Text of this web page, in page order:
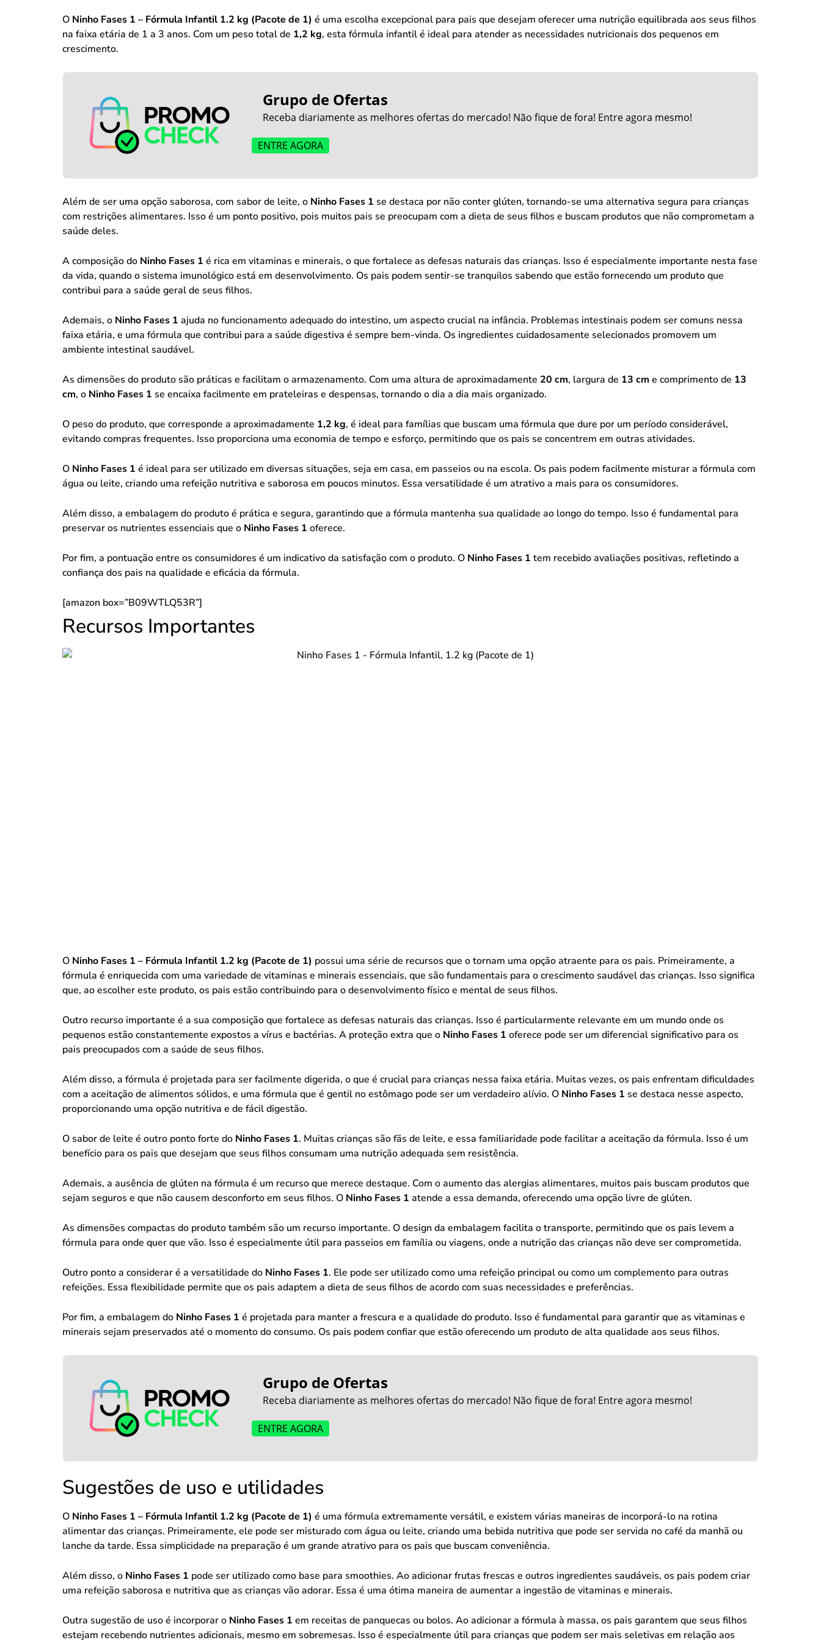
O Ninho Fases 1 – Fórmula Infantil 1.2 kg (Pacote de 1) é uma escolha excepcional para pais que desejam oferecer uma nutrição equilibrada aos seus filhos
na faixa etária de 1 a 3 anos. Com um peso total de 1,2 kg, esta fórmula infantil é ideal para atender as necessidades nutricionais dos pequenos em
crescimento.
Grupo de Ofertas
Receba diariamente as melhores ofertas do mercado! Não fique de fora! Entre agora mesmo!
ENTRE AGORA
Além de ser uma opção saborosa, com sabor de leite, o Ninho Fases 1 se destaca por não conter glúten, tornando-se uma alternativa segura para crianças
com restrições alimentares. Isso é um ponto positivo, pois muitos pais se preocupam com a dieta de seus filhos e buscam produtos que não comprometam a
saúde deles.
A composição do Ninho Fases 1 é rica em vitaminas e minerais, o que fortalece as defesas naturais das crianças. Isso é especialmente importante nesta fase
da vida, quando o sistema imunológico está em desenvolvimento. Os pais podem sentir-se tranquilos sabendo que estão fornecendo um produto que
contribui para a saúde geral de seus filhos.
Ademais, o Ninho Fases 1 ajuda no funcionamento adequado do intestino, um aspecto crucial na infância. Problemas intestinais podem ser comuns nessa
faixa etária, e uma fórmula que contribui para a saúde digestiva é sempre bem-vinda. Os ingredientes cuidadosamente selecionados promovem um
ambiente intestinal saudável.
As dimensões do produto são práticas e facilitam o armazenamento. Com uma altura de aproximadamente 20 cm, largura de 13 cm e comprimento de 13
cm, o Ninho Fases 1 se encaixa facilmente em prateleiras e despensas, tornando o dia a dia mais organizado.
O peso do produto, que corresponde a aproximadamente 1,2 kg, é ideal para famílias que buscam uma fórmula que dure por um período considerável,
evitando compras frequentes. Isso proporciona uma economia de tempo e esforço, permitindo que os pais se concentrem em outras atividades.
O Ninho Fases 1 é ideal para ser utilizado em diversas situações, seja em casa, em passeios ou na escola. Os pais podem facilmente misturar a fórmula com
água ou leite, criando uma refeição nutritiva e saborosa em poucos minutos. Essa versatilidade é um atrativo a mais para os consumidores.
Além disso, a embalagem do produto é prática e segura, garantindo que a fórmula mantenha sua qualidade ao longo do tempo. Isso é fundamental para
preservar os nutrientes essenciais que o Ninho Fases 1 oferece.
Por fim, a pontuação entre os consumidores é um indicativo da satisfação com o produto. O Ninho Fases 1 tem recebido avaliações positivas, refletindo a
confiança dos pais na qualidade e eficácia da fórmula.
[amazon box=”B09WTLQ53R”]
Recursos Importantes
O Ninho Fases 1 – Fórmula Infantil 1.2 kg (Pacote de 1) possui uma série de recursos que o tornam uma opção atraente para os pais. Primeiramente, a
fórmula é enriquecida com uma variedade de vitaminas e minerais essenciais, que são fundamentais para o crescimento saudável das crianças. Isso significa
que, ao escolher este produto, os pais estão contribuindo para o desenvolvimento físico e mental de seus filhos.
Outro recurso importante é a sua composição que fortalece as defesas naturais das crianças. Isso é particularmente relevante em um mundo onde os
pequenos estão constantemente expostos a vírus e bactérias. A proteção extra que o Ninho Fases 1 oferece pode ser um diferencial significativo para os
pais preocupados com a saúde de seus filhos.
Além disso, a fórmula é projetada para ser facilmente digerida, o que é crucial para crianças nessa faixa etária. Muitas vezes, os pais enfrentam dificuldades
com a aceitação de alimentos sólidos, e uma fórmula que é gentil no estômago pode ser um verdadeiro alívio. O Ninho Fases 1 se destaca nesse aspecto,
proporcionando uma opção nutritiva e de fácil digestão.
O sabor de leite é outro ponto forte do Ninho Fases 1. Muitas crianças são fãs de leite, e essa familiaridade pode facilitar a aceitação da fórmula. Isso é um
benefício para os pais que desejam que seus filhos consumam uma nutrição adequada sem resistência.
Ademais, a ausência de glúten na fórmula é um recurso que merece destaque. Com o aumento das alergias alimentares, muitos pais buscam produtos que
sejam seguros e que não causem desconforto em seus filhos. O Ninho Fases 1 atende a essa demanda, oferecendo uma opção livre de glúten.
As dimensões compactas do produto também são um recurso importante. O design da embalagem facilita o transporte, permitindo que os pais levem a
fórmula para onde quer que vão. Isso é especialmente útil para passeios em família ou viagens, onde a nutrição das crianças não deve ser comprometida.
Outro ponto a considerar é a versatilidade do Ninho Fases 1. Ele pode ser utilizado como uma refeição principal ou como um complemento para outras
refeições. Essa flexibilidade permite que os pais adaptem a dieta de seus filhos de acordo com suas necessidades e preferências.
Por fim, a embalagem do Ninho Fases 1 é projetada para manter a frescura e a qualidade do produto. Isso é fundamental para garantir que as vitaminas e
minerais sejam preservados até o momento do consumo. Os pais podem confiar que estão oferecendo um produto de alta qualidade aos seus filhos.
Grupo de Ofertas
Receba diariamente as melhores ofertas do mercado! Não fique de fora! Entre agora mesmo!
ENTRE AGORA
Sugestões de uso e utilidades
O Ninho Fases 1 – Fórmula Infantil 1.2 kg (Pacote de 1) é uma fórmula extremamente versátil, e existem várias maneiras de incorporá-lo na rotina
alimentar das crianças. Primeiramente, ele pode ser misturado com água ou leite, criando uma bebida nutritiva que pode ser servida no café da manhã ou
lanche da tarde. Essa simplicidade na preparação é um grande atrativo para os pais que buscam conveniência.
Além disso, o Ninho Fases 1 pode ser utilizado como base para smoothies. Ao adicionar frutas frescas e outros ingredientes saudáveis, os pais podem criar
uma refeição saborosa e nutritiva que as crianças vão adorar. Essa é uma ótima maneira de aumentar a ingestão de vitaminas e minerais.
Outra sugestão de uso é incorporar o Ninho Fases 1 em receitas de panquecas ou bolos. Ao adicionar a fórmula à massa, os pais garantem que seus filhos
estejam recebendo nutrientes adicionais, mesmo em sobremesas. Isso é especialmente útil para crianças que podem ser mais seletivas em relação aos